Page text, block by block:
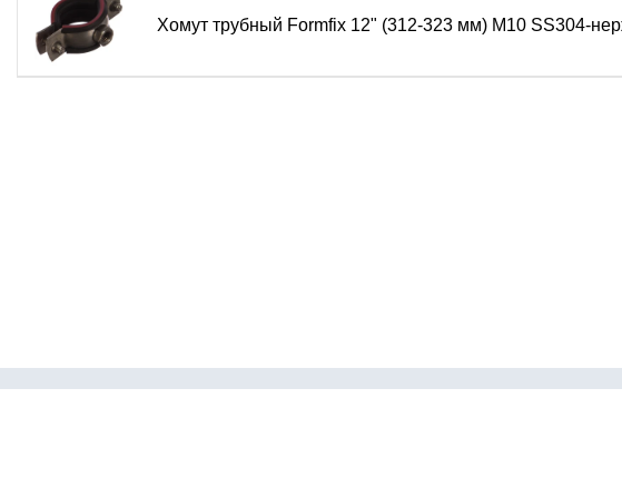
Хомут трубный Formfix 12" (312-323 мм) М10 SS304-